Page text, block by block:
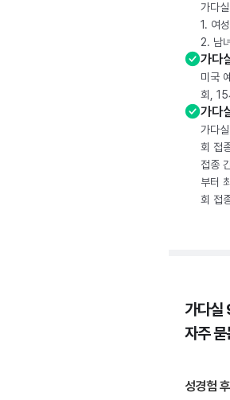
가다
1. 여
2. 남
가다
미국
회, 15
가다
가다
회 접
접종
부터
회 접
가다실
자주
성경험